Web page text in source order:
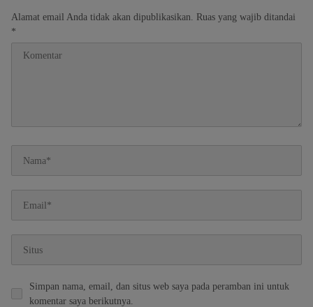
Alamat email Anda tidak akan dipublikasikan. Ruas yang wajib ditandai
*
Simpan nama, email, dan situs web saya pada peramban ini untuk
komentar saya berikutnya.